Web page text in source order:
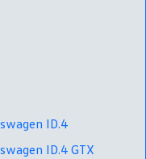
ID.4
ID.4 GTX